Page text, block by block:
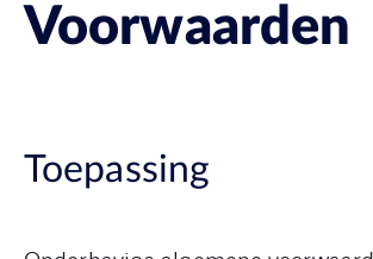
Voorwaarden
Toepassing